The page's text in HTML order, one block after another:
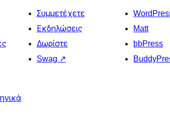
Συμμετέχετε
Εκδηλώσεις
Δωρίστε
Swag ↗
Matt
bbPress